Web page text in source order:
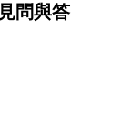
問與答